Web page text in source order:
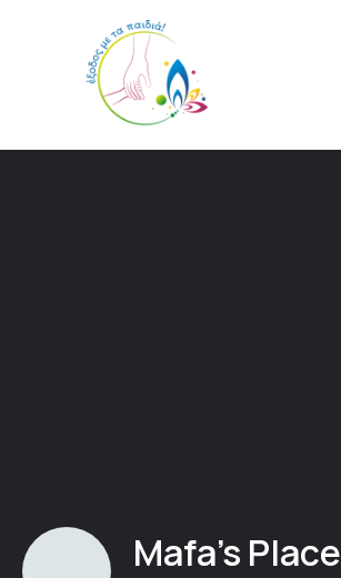
Mafa's Place